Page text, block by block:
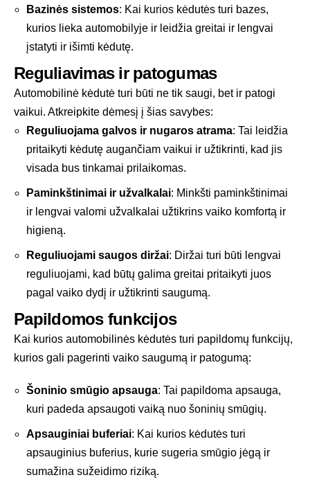
Bazinės sistemos: Kai kurios kėdutės turi bazes,
kurios lieka automobilyje ir leidžia greitai ir lengvai
įstatyti ir išimti kėdutę.
Reguliavimas ir patogumas
Automobilinė kėdutė turi būti ne tik saugi, bet ir patogi
vaikui. Atkreipkite dėmesį į šias savybes:
Reguliuojama galvos ir nugaros atrama: Tai leidžia
pritaikyti kėdutę augančiam vaikui ir užtikrinti, kad jis
visada bus tinkamai prilaikomas.
Paminkštinimai ir užvalkalai: Minkšti paminkštinimai
ir lengvai valomi užvalkalai užtikrins vaiko komfortą ir
higieną.
Reguliuojami saugos diržai: Diržai turi būti lengvai
reguliuojami, kad būtų galima greitai pritaikyti juos
pagal vaiko dydį ir užtikrinti saugumą.
Papildomos funkcijos
Kai kurios automobilinės kėdutės turi papildomų funkcijų,
kurios gali pagerinti vaiko saugumą ir patogumą:
Šoninio smūgio apsauga: Tai papildoma apsauga,
kuri padeda apsaugoti vaiką nuo šoninių smūgių.
Apsauginiai buferiai: Kai kurios kėdutės turi
apsauginius buferius, kurie sugeria smūgio jėgą ir
sumažina sužeidimo riziką.